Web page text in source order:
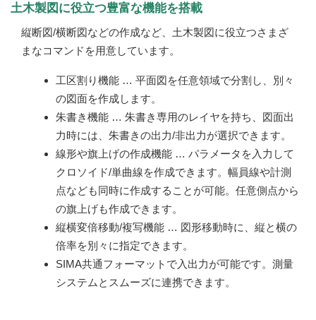
土木製図に役立つ豊富な機能を搭載
縦断図/横断図などの作成など、土木製図に役立つさまざ
まなコマンドを用意しています。
工区割り機能 … 平面図を任意領域で分割し、別々
の図面を作成します。
朱書き機能 … 朱書き専用のレイヤを持ち、図面出
力時には、朱書きの出力/非出力が選択できます。
線形や旗上げの作成機能 … パラメータを入力して
クロソイド/単曲線を作成できます。幅員線や計測
点なども同時に作成することが可能。任意側点から
の旗上げも作成できます。
縦横変倍移動/複写機能 … 図形移動時に、縦と横の
倍率を別々に指定できます。
SIMA共通フォーマットで入出力が可能です。測量
システムとスムーズに連携できます。